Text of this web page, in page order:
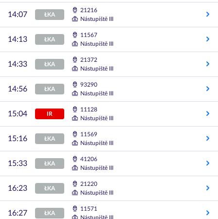
14:07 ŁKA
21216
Nástupiště III
14:13 ŁKA
11567
Nástupiště III
14:33 ŁKA
21372
Nástupiště III
14:56 ŁKA
93290
Nástupiště III
15:04 IR
11128
Nástupiště III
15:16 ŁKA
11569
Nástupiště III
15:33 ŁKA
41206
Nástupiště III
16:23 ŁKA
21220
Nástupiště III
16:27 ŁKA
11571
Nástupiště III